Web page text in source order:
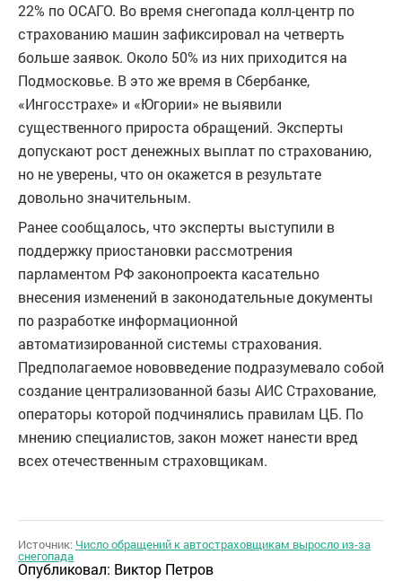
22% по ОСАГО. Во время снегопада колл-центр по
страхованию машин зафиксировал на четверть
больше заявок. Около 50% из них приходится на
Подмосковье. В это же время в Сбербанке,
«Ингосстрахе» и «Югории» не выявили
существенного прироста обращений. Эксперты
допускают рост денежных выплат по страхованию,
но не уверены, что он окажется в результате
довольно значительным.
Ранее сообщалось, что эксперты выступили в
поддержку приостановки рассмотрения
парламентом РФ законопроекта касательно
внесения изменений в законодательные документы
по разработке информационной
автоматизированной системы страхования.
Предполагаемое нововведение подразумевало собой
создание централизованной базы АИС Страхование,
операторы которой подчинялись правилам ЦБ. По
мнению специалистов, закон может нанести вред
всех отечественным страховщикам.
Источник: Число обращений к автостраховщикам выросло из-за
снегопада
Опубликовал: Виктор Петров